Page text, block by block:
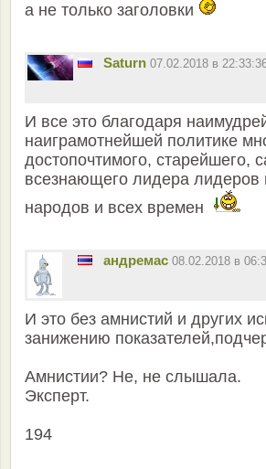
а не только заголовки
Saturn 07.02.2018 в
И все это благодаря
наиграмотнейшей политике
достопочтимого, старейшего,
всезнающего лидера лидеров
народов и всех времен
андремас 08.02.2018 в
И это без амнистий и других
занижению
Амнистии? Не, не слышала.
Эксперт.
194